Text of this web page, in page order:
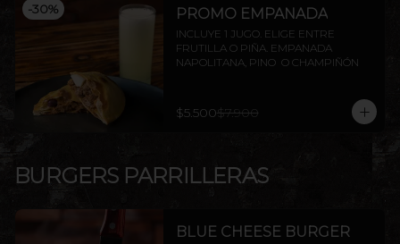
-30% PROMO EMPANADA
INCLUYE 1 JUGO. ELIGE ENTRE
FRUTILLA O PIÑA. EMPANADA
NAPOLITANA, PINO  O CHAMPIÑÓN
$5.500$7.900
BURGERS PARRILLERAS
BLUE CHEESE BURGER